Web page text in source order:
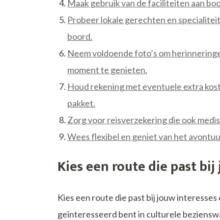
Maak gebruik van de faciliteiten aan
Probeer lokale gerechten en
boord.
Neem voldoende foto’s om
moment te genieten.
Houd rekening met eventuele extra
pakket.
Zorg voor reisverzekering die ook
Wees flexibel en geniet van het
Kies een route die past
Kies een route die past bij jouw
geïnteresseerd bent in culturele